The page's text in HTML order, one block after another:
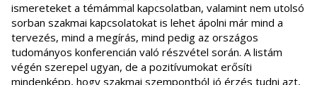
ismereteket a témámmal kapcsolatban, valamint nem utolsó
sorban szakmai kapcsolatokat is lehet ápolni már mind a
tervezés, mind a megírás, mind pedig az országos
tudományos konferencián való részvétel során. A listám
végén szerepel ugyan, de a pozitívumokat erősíti
mindenképp, hogy szakmai szempontból jó érzés tudni azt,